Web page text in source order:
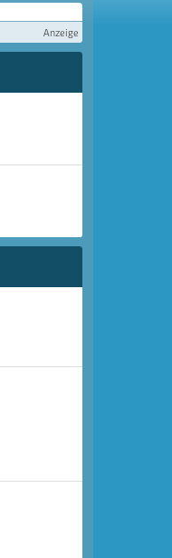
Anzeige